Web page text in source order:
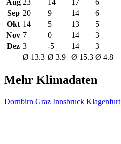
Aug 23 14 17
6
Sep 20 9 14
6
Okt 14 5 13
5
Nov 7 0 14
3
Dez 3 -5 14
3
Ø 13.3 Ø 3.9 Ø 15.3 Ø 4.8
Mehr Klimadaten
Dornbirn Graz Innsbruck Klagenfurt